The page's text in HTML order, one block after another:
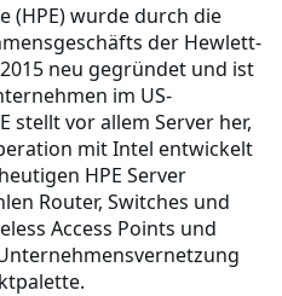
(HPE) wurde durch die
der Hewlett-
neu gegründet und ist
im US-
stellt vor allem Server her,
mit Intel entwickelt
HPE Server
Router, Switches und
Access Points und